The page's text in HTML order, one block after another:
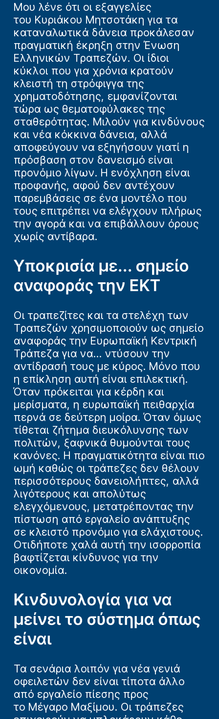
Μου λένε ότι οι εξαγγελίες
του Κυριάκου Μητσοτάκη για τα
καταναλωτικά δάνεια προκάλεσαν
πραγματική έκρηξη στην Ένωση
Ελληνικών Τραπεζών. Οι ίδιοι
κύκλοι που για χρόνια κρατούν
κλειστή τη στρόφιγγα της
χρηματοδότησης, εμφανίζονται
τώρα ως θεματοφύλακες της
σταθερότητας. Μιλούν για κινδύνους
και νέα κόκκινα δάνεια, αλλά
αποφεύγουν να εξηγήσουν γιατί η
πρόσβαση στον δανεισμό είναι
προνόμιο λίγων. Η ενόχληση είναι
προφανής, αφού δεν αντέχουν
παρεμβάσεις σε ένα μοντέλο που
τους επιτρέπει να ελέγχουν πλήρως
την αγορά και να επιβάλλουν όρους
χωρίς αντίβαρα.
Υποκρισία με... σημείο
αναφοράς την ΕΚΤ
Οι τραπεζίτες και τα στελέχη των
Τραπεζών χρησιμοποιούν ως σημείο
αναφοράς την Ευρωπαϊκή Κεντρική
Τράπεζα για να... ντύσουν την
αντίδρασή τους με κύρος. Μόνο που
η επίκληση αυτή είναι επιλεκτική.
Όταν πρόκειται για κέρδη και
μερίσματα, η ευρωπαϊκή πειθαρχία
περνά σε δεύτερη μοίρα. Όταν όμως
τίθεται ζήτημα διευκόλυνσης των
πολιτών, ξαφνικά θυμούνται τους
κανόνες. Η πραγματικότητα είναι πιο
ωμή καθώς οι τράπεζες δεν θέλουν
περισσότερους δανειολήπτες, αλλά
λιγότερους και απολύτως
ελεγχόμενους, μετατρέποντας την
πίστωση από εργαλείο ανάπτυξης
σε κλειστό προνόμιο για ελάχιστους.
Οτιδήποτε χαλά αυτή την ισορροπία
βαφτίζεται κίνδυνος για την
οικονομία.
Κινδυνολογία για να
μείνει το σύστημα όπως
είναι
Τα σενάρια λοιπόν για νέα γενιά
οφειλετών δεν είναι τίποτα άλλο
από εργαλείο πίεσης προς
το Μέγαρο Μαξίμου. Οι τράπεζες